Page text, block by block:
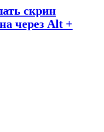
скрин
через Alt +